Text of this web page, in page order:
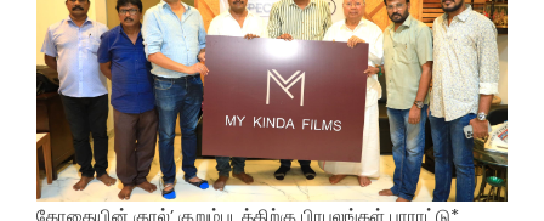
கோதையின் குரல்’ குறும்படத்திற்கு பிரபலங்கள் பாராட்டு*